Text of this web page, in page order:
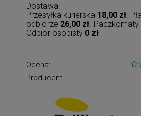
Dostawa:
Przesyłka kurierska 18,00 zł .
odbiorze 26,00 zł .
Odbiór osobisty 0 zł
Ocena:
Producent: